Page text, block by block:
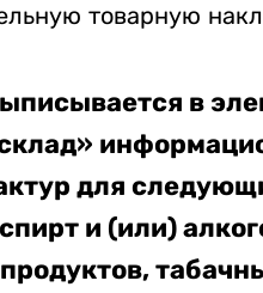
товарную
в
для
и (или)